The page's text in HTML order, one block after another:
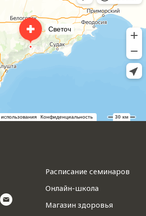
Расписание семинаров
Онлайн-школа
Магазин здоровья